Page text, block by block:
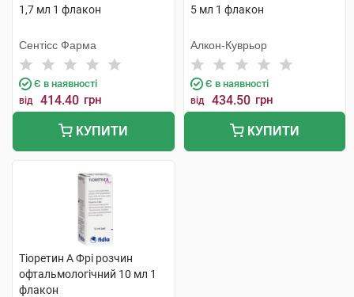
1,7 мл 1 флакон
Сентісс Фарма
Є в наявності
від 414.40 грн
КУПИТИ
5 мл 1 флакон
Алкон-Куврьор
Є в наявності
від 434.50 грн
КУПИТИ
Тіоретин А Фрі розчин
офтальмологічний 10 мл 1
флакон